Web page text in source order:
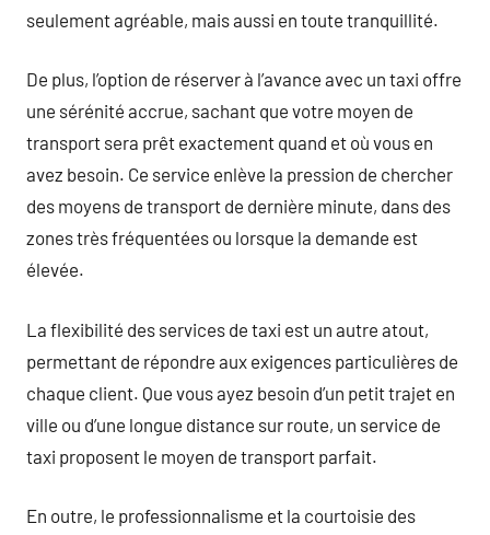
seulement agréable, mais aussi en toute tranquillité.
De plus, l’option de réserver à l’avance avec un taxi offre
une sérénité accrue, sachant que votre moyen de
transport sera prêt exactement quand et où vous en
avez besoin. Ce service enlève la pression de chercher
des moyens de transport de dernière minute, dans des
zones très fréquentées ou lorsque la demande est
élevée.
La flexibilité des services de taxi est un autre atout,
permettant de répondre aux exigences particulières de
chaque client. Que vous ayez besoin d’un petit trajet en
ville ou d’une longue distance sur route, un service de
taxi proposent le moyen de transport parfait.
En outre, le professionnalisme et la courtoisie des